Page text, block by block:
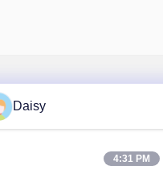
8613914006446
Daisy
4:31 PM